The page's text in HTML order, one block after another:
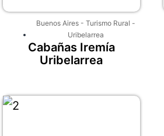
Buenos Aires -Turismo Rural -
Uribelarrea
Cabañas Iremía
Uribelarrea